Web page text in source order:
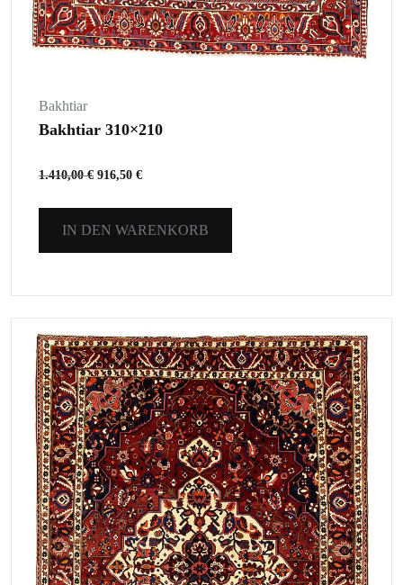
Bakhtiar
Bakhtiar 310×210
1.410,00€ 916,50 €
IN DEN WARENKORB